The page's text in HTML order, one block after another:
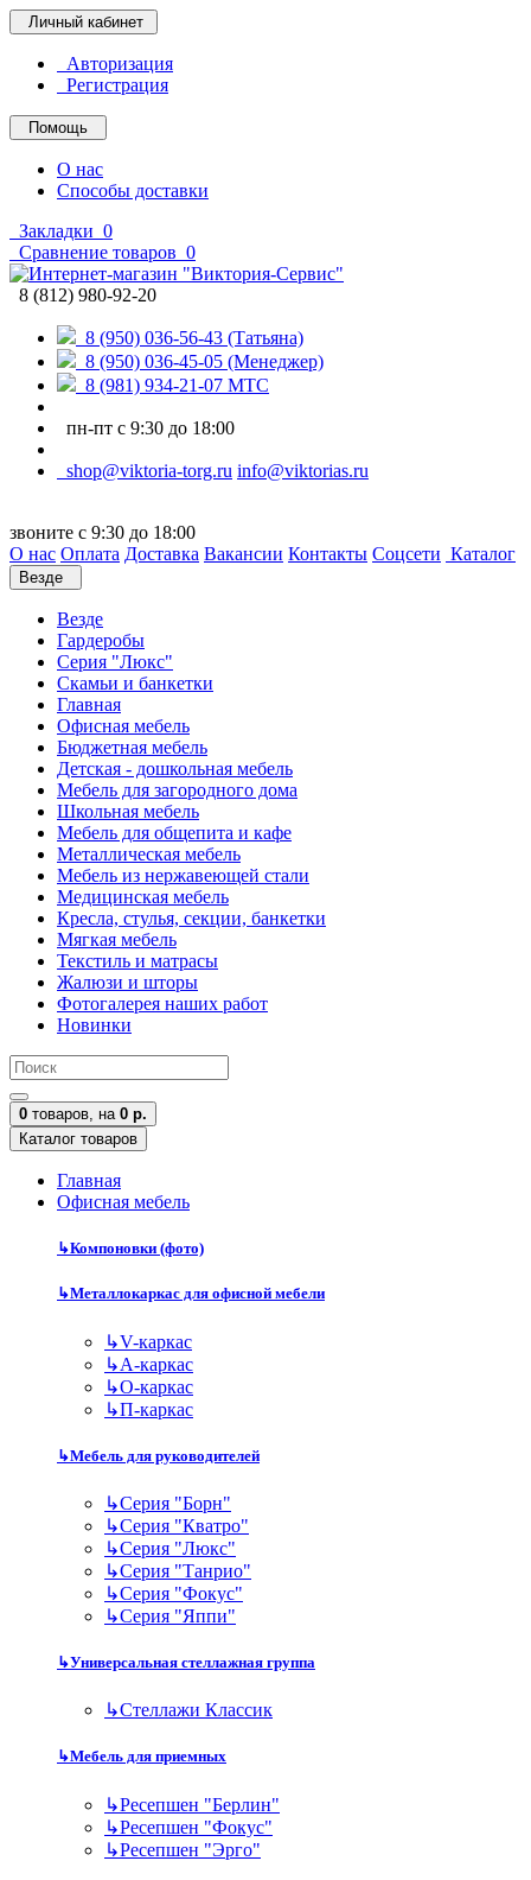
Личный кабинет
Авторизация
Регистрация
Помощь
О нас
Способы доставки
Закладки 0
Сравнение товаров 0
8 (812) 980-92-20
8 (950) 036-56-43 (Татьяна)
8 (950) 036-45-05 (Менеджер)
8 (981) 934-21-07 МТС
пн-пт с 9:30 до 18:00
shop@viktoria-torg.ru info@viktorias.ru
звоните с 9:30 до 18:00
О нас Оплата Доставка Вакансии Контакты Соцсети Каталог
Везде
Везде
Гардеробы
Серия "Люкс"
Скамьи и банкетки
Главная
Офисная мебель
Бюджетная мебель
Детская - дошкольная мебель
Мебель для загородного дома
Школьная мебель
Мебель для общепита и кафе
Металлическая мебель
Мебель из нержавеющей стали
Медицинская мебель
Кресла, стулья, секции, банкетки
Мягкая мебель
Текстиль и матрасы
Жалюзи и шторы
Фотогалерея наших работ
Новинки
0 товаров, на 0 р.
Каталог товаров
Главная
Офисная мебель
↳Компоновки (фото)
↳Металлокаркас для офисной мебели
↳V-каркас
↳А-каркас
↳О-каркас
↳П-каркас
↳Мебель для руководителей
↳Серия "Борн"
↳Серия "Кватро"
↳Серия "Люкс"
↳Серия "Танрио"
↳Серия "Фокус"
↳Серия "Яппи"
↳Универсальная стеллажная группа
↳Стеллажи Классик
↳Мебель для приемных
↳Ресепшен "Берлин"
↳Ресепшен "Фокус"
↳Ресепшен "Эрго"